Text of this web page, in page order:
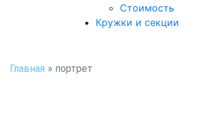
Стоимость
Кружки и секции
Главная » портрет